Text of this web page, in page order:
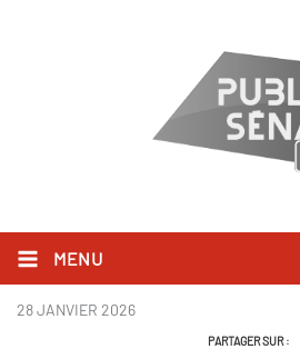
MENU
David Jacquot - PQCD
28 JANVIER 2026
PARTAGER SUR :